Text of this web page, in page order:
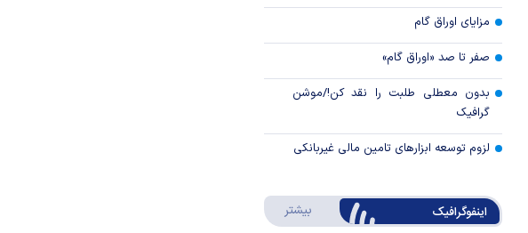
مزایای اوراق گام
صفر تا صد «اوراق گام»
بدون معطلی طلبت را نقد کن!/موشن
گرافیک
لزوم توسعه ابزارهای تامین مالی غیربانکی
اینفوگرافیک بیشتر درباره اینفوگرافیک